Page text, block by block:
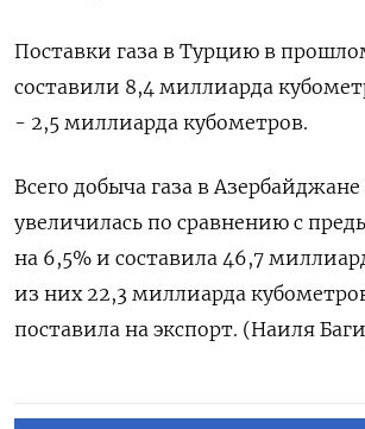
Поставки газа в Турцию в
составили 8,4 миллиарда
- 2,5 миллиарда кубометров.
Всего добыча газа в Азербайджане
увеличилась по сравнению с
на 6,5% и составила 46,7
из них 22,3 миллиарда
поставила на экспорт. (Наиля